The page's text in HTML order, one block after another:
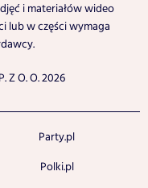
i materiałów wideo
lub w części wymaga
Z O. O. 2026
Party.pl
Polki.pl